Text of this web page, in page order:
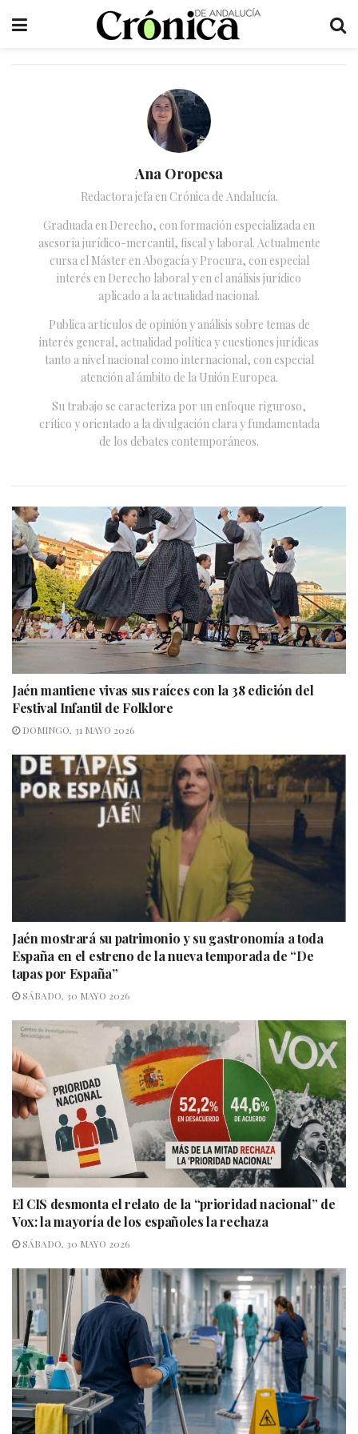
Ana Oropesa
Redactora jefa en Crónica de Andalucía.
Graduada en Derecho, con formación especializada en
asesoría jurídico-mercantil, fiscal y laboral. Actualmente
cursa el Máster en Abogacía y Procura, con especial
interés en Derecho laboral y en el análisis jurídico
aplicado a la actualidad nacional.
Publica artículos de opinión y análisis sobre temas de
interés general, actualidad política y cuestiones jurídicas
tanto a nivel nacional como internacional, con especial
atención al ámbito de la Unión Europea.
Su trabajo se caracteriza por un enfoque riguroso,
crítico y orientado a la divulgación clara y fundamentada
de los debates contemporáneos.
Jaén mantiene vivas sus raíces con la 38 edición del
Festival Infantil de Folklore
DOMINGO, 31 MAYO 2026
Jaén mostrará su patrimonio y su gastronomía a toda
España en el estreno de la nueva temporada de “De
tapas por España”
SÁBADO, 30 MAYO 2026
El CIS desmonta el relato de la “prioridad nacional” de
Vox: la mayoría de los españoles la rechaza
SÁBADO, 30 MAYO 2026